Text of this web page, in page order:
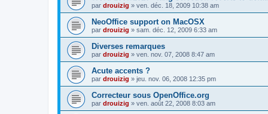
par drouizig » ven. déc. 18, 2009 10:38 am
NeoOffice support on MacOSX
par drouizig » sam. déc. 12, 2009 6:33 am
Diverses remarques
par drouizig » ven. nov. 07, 2008 8:47 am
Acute accents ?
par drouizig » jeu. nov. 06, 2008 12:35 pm
Correcteur sous OpenOffice.org
par drouizig » ven. août 22, 2008 8:03 am